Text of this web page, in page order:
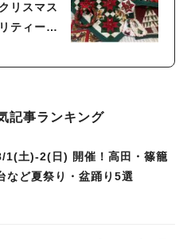
リスマス
ティーバ
記事ランキング
1(土)‐2(日) 開催！高田・篠籠
など夏祭り・盆踊り5選